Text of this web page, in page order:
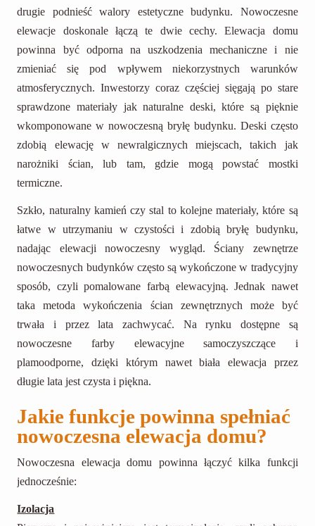
drugie podnieść walory estetyczne budynku. Nowoczesne
elewacje doskonale łączą te dwie cechy. Elewacja domu
powinna być odporna na uszkodzenia mechaniczne i nie
zmieniać się pod wpływem niekorzystnych warunków
atmosferycznych. Inwestorzy coraz częściej sięgają po stare
sprawdzone materiały jak naturalne deski, które są pięknie
wkomponowane w nowoczesną bryłę budynku. Deski często
zdobią elewację w newralgicznych miejscach, takich jak
narożniki ścian, lub tam, gdzie mogą powstać mostki
termiczne.
Szkło, naturalny kamień czy stal to kolejne materiały, które są
łatwe w utrzymaniu w czystości i zdobią bryłę budynku,
nadając elewacji nowoczesny wygląd. Ściany zewnętrze
nowoczesnych budynków często są wykończone w tradycyjny
sposób, czyli pomalowane farbą elewacyjną. Jednak nawet
taka metoda wykończenia ścian zewnętrznych może być
trwała i przez lata zachwycać. Na rynku dostępne są
nowoczesne farby elewacyjne samoczyszczące i
plamoodporne, dzięki którym nawet biała elewacja przez
długie lata jest czysta i piękna.
Jakie funkcje powinna spełniać
nowoczesna elewacja domu?
Nowoczesna elewacja domu powinna łączyć kilka funkcji
jednocześnie:
Izolacja